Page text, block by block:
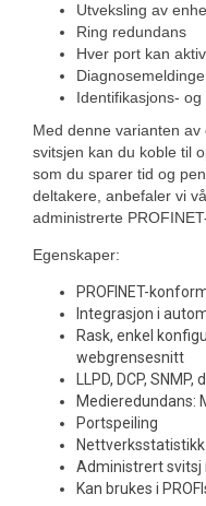
Utveksling av
Ring redundans
Hver port kan
Identifikasjons-
Med denne varianten
svitsjen kan du koble til
som du sparer tid og
deltakere, anbefaler vi
administrerte
Egenskaper:
PROFINET-
Integrasjon i
Rask, enkel
webgrensesnitt
LLPD, DCP,
Medieredundans:
Portspeiling
Administrert svitsj
Kan brukes i